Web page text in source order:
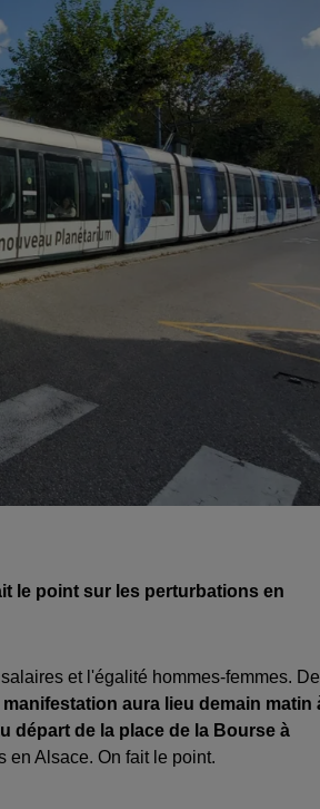
le point sur les perturbations en
et l'égalité hommes-femmes. De
aura lieu demain matin
départ de la place de la Bourse à
en Alsace. On fait le point.